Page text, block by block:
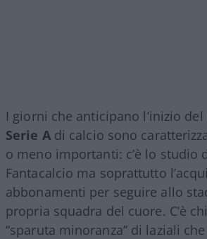
I giorni che anticipano l’inizio
Serie Adi calcio sono
o meno importanti: c’è lo studio
Fantacalcio ma soprattutto
abbonamenti per seguire allo
propria squadra del cuore. C’è
“sparuta minoranza” di laziali che